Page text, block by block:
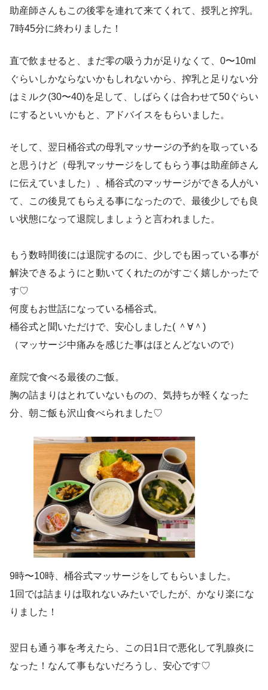
助産師さんもこの後零を連れて来てくれて、授乳と搾乳。
7時45分に終わりました！
直で飲ませると、まだ零の吸う力が足りなくて、0〜10ml
ぐらいしかならないかもしれないから、搾乳と足りない分
はミルク(30〜40)を足して、しばらくは合わせて50ぐらい
にするといいかもと、アドバイスをもらいました。
そして、翌日桶谷式の母乳マッサージの予約を取っている
と思うけど（母乳マッサージをしてもらう事は助産師さん
に伝えていました）、桶谷式のマッサージができる人がい
て、この後見てもらえる事になったので、最後少しでも良
い状態になって退院しましょうと言われました。
もう数時間後には退院するのに、少しでも困っている事が
解決できるようにと動いてくれたのがすごく嬉しかったで
す♡
何度もお世話になっている桶谷式。
桶谷式と聞いただけで、安心しました( ＾∀＾)
（マッサージ中痛みを感じた事はほとんどないので）
産院で食べる最後のご飯。
胸の詰まりはとれていないものの、気持ちが軽くなった
分、朝ご飯も沢山食べられました♡
9時〜10時、桶谷式マッサージをしてもらいました。
1回では詰まりは取れないみたいでしたが、かなり楽にな
りました！
翌日も通う事を考えたら、この日1日で悪化して乳腺炎に
なった！なんて事もないだろうし、安心です♡